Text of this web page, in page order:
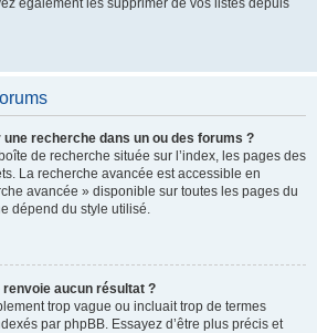
également les supprimer de vos listes depuis
recherche dans un ou des forums ?
de recherche située sur l’index, les pages des
La recherche avancée est accessible en
avancée » disponible sur toutes les pages du
dépend du style utilisé.
aucun résultat ?
trop vague ou incluait trop de termes
par phpBB. Essayez d’être plus précis et